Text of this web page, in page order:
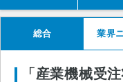
総合 業界
「産業機械受